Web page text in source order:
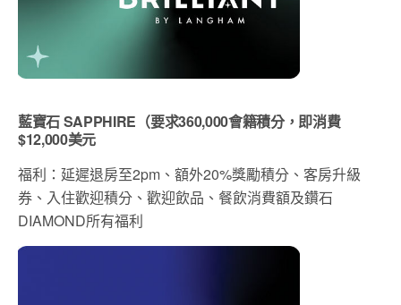
藍寶石 SAPPHIRE（要求360,000會籍積分，即消費
$12,000美元
福利：延遲退房至2pm、額外20%獎勵積分、客房升級
券、入住歡迎積分、歡迎飲品、餐飲消費額及鑽石
DIAMOND所有福利